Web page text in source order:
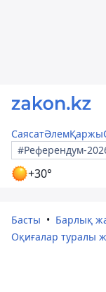
СаясатӘлемҚаржы
#Референдум-
+30°
Басты
Барлық
Оқиғалар туралы